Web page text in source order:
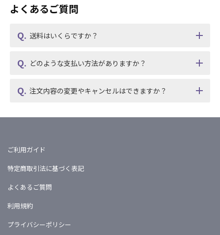
よくあるご質問
送料はいくらですか？
どのような支払い方法がありますか？
注文内容の変更やキャンセルはできますか？
ご利用ガイド
特定商取引法に基づく表記
よくあるご質問
利用規約
プライバシーポリシー